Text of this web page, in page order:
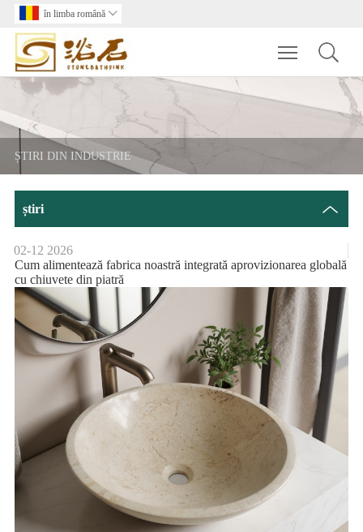
în limba română 
Toggle
ȘTIRI DIN INDUSTRIE
știri
02-12 2026
Cum alimentează fabrica noastră integrată aprovizionarea globală
cu chiuvete din piatră